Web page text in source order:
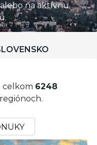
na aktívnu
celkom 6248
regiónoch.